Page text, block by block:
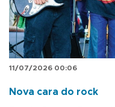
11/07/2026 00:06
Nova cara do rock